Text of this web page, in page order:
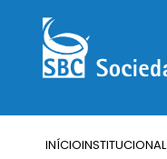
INÍCIOINSTITUCIONAL